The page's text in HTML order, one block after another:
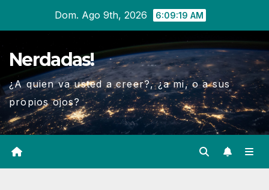
contenido
Dom. Ago 9th, 2026 6:09:20 AM
Nerdadas!
¿A quien va usted a creer?, ¿a mi, o a sus
propios ojos?